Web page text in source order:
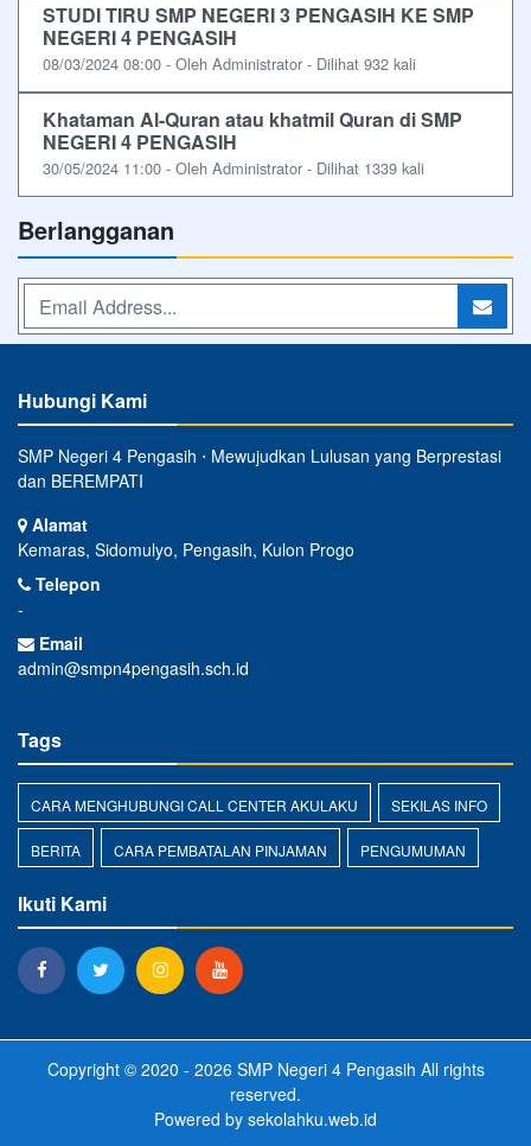
STUDI TIRU SMP NEGERI 3 PENGASIH KE SMP
NEGERI 4 PENGASIH
08/03/2024 08:00 - Oleh Administrator - Dilihat 932 kali
Khataman Al-Quran atau khatmil Quran di SMP
NEGERI 4 PENGASIH
30/05/2024 11:00 - Oleh Administrator - Dilihat 1339 kali
Berlangganan
Hubungi Kami
SMP Negeri 4 Pengasih ⋅ Mewujudkan Lulusan yang Berprestasi
dan BEREMPATI
Alamat
Kemaras, Sidomulyo, Pengasih, Kulon Progo
Telepon
-
Email
admin@smpn4pengasih.sch.id
Tags
CARA MENGHUBUNGI CALL CENTER AKULAKU SEKILAS INFO
BERITA CARA PEMBATALAN PINJAMAN PENGUMUMAN
Ikuti Kami
Copyright © 2020 - 2026 SMP Negeri 4 Pengasih All rights
reserved.
Powered by sekolahku.web.id